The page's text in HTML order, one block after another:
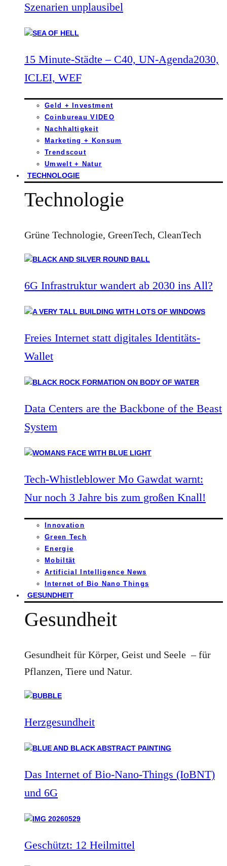
Szenarien unplausibel
15 Minute-Städte – C40, UN-Agenda2030,
ICLEI, WEF
Geld + Investment
Coinbureau VIDEO
Nachhaltigkeit
Marketing + Konsum
Trendscout
Umwelt + Natur
TECHNOLOGIE
Technologie
Grüne Technologie, GreenTech, CleanTech
6G Infrastruktur wandert ab 2030 ins All?
Freies Internet statt digitales Identitäts-
Wallet
Data Centers are the Backbone of the Beast
System
Tech-Whistleblower Mo Gawdat warnt:
Nur noch 3 Jahre bis zum großen Knall!
Innovation
Green Tech
Energie
Mobiltät
Artificial Intelligence News
Internet of Bio Nano Things
GESUNDHEIT
Gesundheit
Gesundheit für Körper, Geist und Seele – für
Pflanzen, Tiere und Natur.
Herzgesundheit
Das Internet of Bio-Nano-Things (IoBNT)
und 6G
Geschützt: 12 Heilmittel